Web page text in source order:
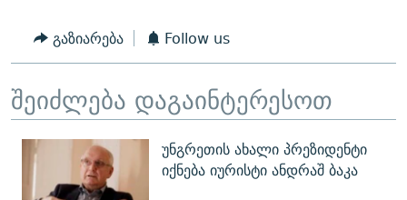
გაზიარება Follow us
შეიძლება დაგაინტერესოთ
უნგრეთის ახალი პრეზიდენტი
იქნება იურისტი ანდრაშ ბაკა